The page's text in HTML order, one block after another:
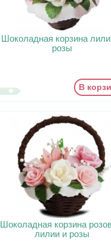
Шоколадная корзина
розы
В
Шоколадная корзина
лилии и розы